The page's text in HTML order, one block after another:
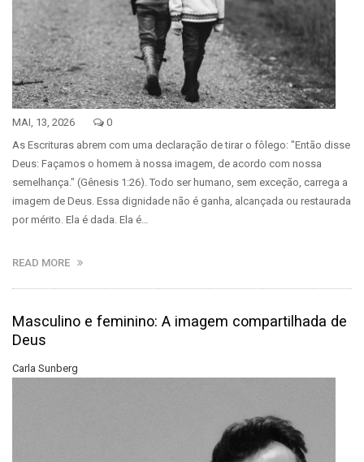
MAI, 13, 2026
0
As Escrituras abrem com uma declaração de tirar o fôlego: "Então disse
Deus: Façamos o homem à nossa imagem, de acordo com nossa
semelhança." (Gênesis 1:26). Todo ser humano, sem exceção, carrega a
imagem de Deus. Essa dignidade não é ganha, alcançada ou restaurada
por mérito. Ela é dada. Ela é…
READ MORE
Masculino e feminino: A imagem compartilhada de
Deus
Carla Sunberg